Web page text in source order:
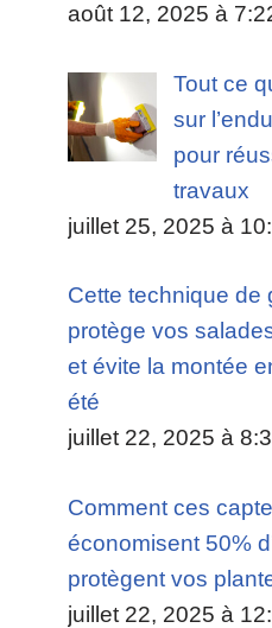
août 12, 2025 à
Tout ce
sur
pour
travaux
juillet 25, 2025 à
Cette technique de
protège vos
et évite la montée
été
juillet 22, 2025 à
Comment ces
économisent 50%
protègent vos
juillet 22, 2025 à